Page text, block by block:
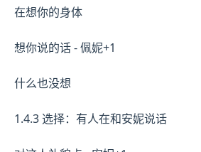
在想你的身体
想你说的话 - 佩妮+1
什么也没想
1.4.3 选择：有人在和安妮说话